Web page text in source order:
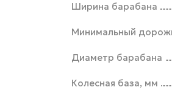
Ширина барабана
Минимальный
Диаметр барабана
Колесная база, мм